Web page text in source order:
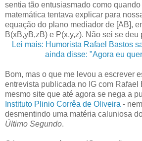
sentia tão entusiasmado como
matemática tentava explicar para
equação do plano mediador de [AB],
B(xB,yB,zB) e P(x,y,z). Não sei se deu
Lei mais: Humorista Rafael Bastos
ainda disse: "Agora eu
Bom, mas o que me levou a escrever
entrevista publicada no IG com Rafael
mesmo site que até agora se nega a
Instituto Plinio Corrêa de Oliveira -
desmentindo uma matéria caluniosa
Último Segundo.